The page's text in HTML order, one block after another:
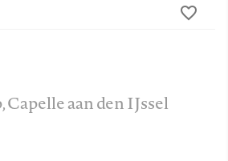
, Capelle aan den IJssel